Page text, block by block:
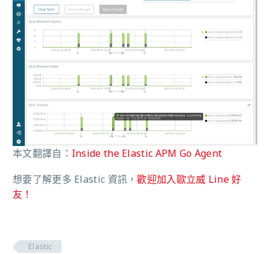
本文翻譯自： Inside the Elastic APM Go Agent
想要了解更多 Elastic 資訊，歡迎加入歐立威 Line 好
友！
Elastic